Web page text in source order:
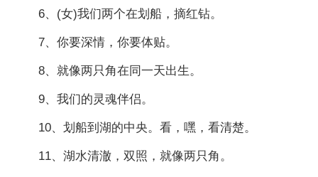
6、(女)我们两个在划船，摘红钻。
7、你要深情，你要体贴。
8、就像两只角在同一天出生。
9、我们的灵魂伴侣。
10、划船到湖的中央。看，嘿，看清楚。
11、湖水清澈，双照，就像两只角。